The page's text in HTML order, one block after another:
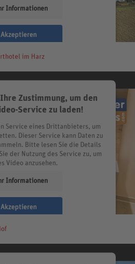
Informationen
Akzeptieren
im Harz
Zustimmung, um den
Service zu laden!
Service eines Drittanbieters, um
Dieser Service kann Daten zu
Bitte lesen Sie die Details
der Nutzung des Service zu, um
Video anzusehen.
Informationen
Akzeptieren